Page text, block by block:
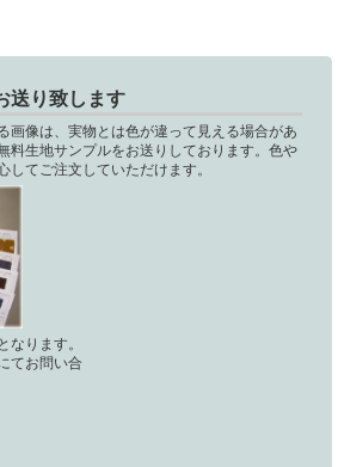
送り致します
画像は、実物とは色が違って見える場合があ
料生地サンプルをお送りしております。色や
してご注文していただけます。
なります。
てお問い合